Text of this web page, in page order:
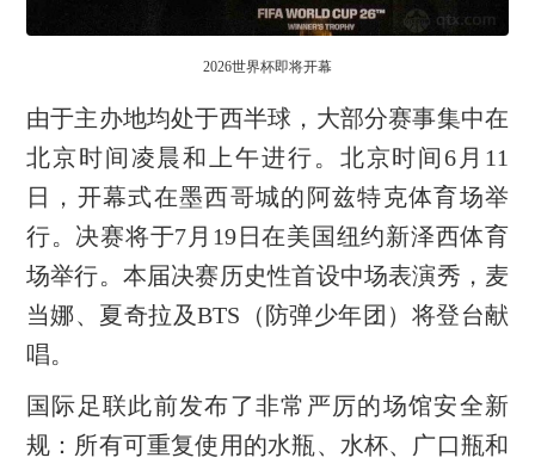
2026世界杯即将开幕
由于主办地均处于西半球，大部分赛事集中在
北京时间凌晨和上午进行。北京时间6月11
日，开幕式在墨西哥城的阿兹特克体育场举
行。决赛将于7月19日在美国纽约新泽西体育
场举行。本届决赛历史性首设中场表演秀，麦
当娜、夏奇拉及BTS（防弹少年团）将登台献
唱。
国际足联此前发布了非常严厉的场馆安全新
规：所有可重复使用的水瓶、水杯、广口瓶和